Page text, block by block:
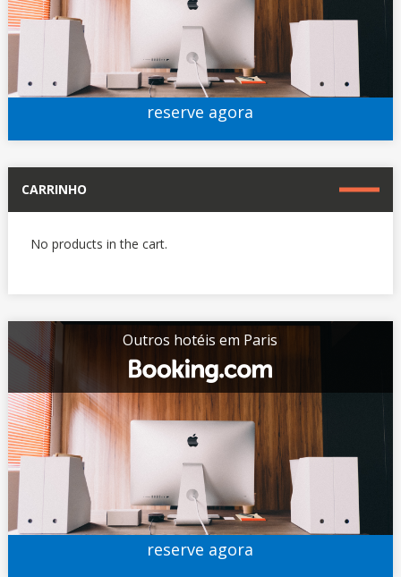
reserve agora
CARRINHO
No products in the cart.
Outros hotéis em Paris
reserve agora